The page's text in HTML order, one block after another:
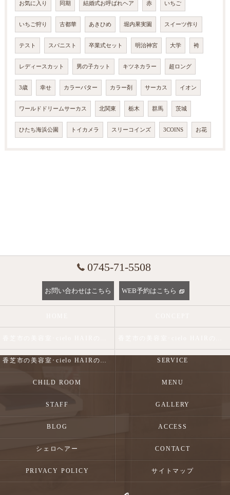
お気に入り 同期 結婚式お呼ばれヘア 赤 いちご
いちご狩り 古都華 あきひめ 堀内果実園 スイーツ作り
テスト スパニスト 卒業式セット 明治神宮 大学 袴
レディースカット 男の子カット キツネカラー 超ロング
3歳 幸せ カラーバター カラー剤 サーカス イオン
ワールドドリームサーカス 北関東 栃木 群馬 茨城
ひたち海浜公園 トイカメラ スリーコインズ 3COINS お花
0745-71-5508
お問い合わせはこちら WEB予約はこちら
香芝市の美容室･cielo HAIRのお客様の声 SERVICE
CHILD ROOM MENU
STAFF GALLERY
BLOG ACCESS
シェロヘアー CONTACT
PRIVACY POLICY サイトマップ